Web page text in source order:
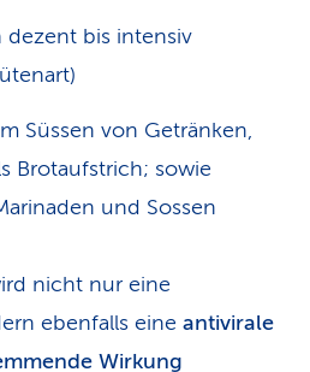
dezent bis intensiv
Süssen von Getränken,
Brotaufstrich; sowie
und Sossen
nicht nur eine
ebenfalls eine antivirale
Wirkung